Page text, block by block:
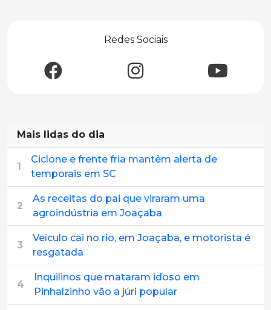
Redes Sociais
Mais lidas do dia
1
Ciclone e frente fria mantêm alerta de
temporais em SC
2
As receitas do pai que viraram uma
agroindústria em Joaçaba
3
Veículo cai no rio, em Joaçaba, e motorista é
resgatada
4
Inquilinos que mataram idoso em
Pinhalzinho vão a júri popular